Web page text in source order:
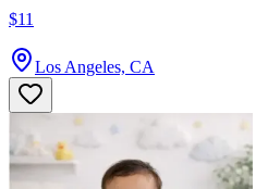
$11
Los Angeles, CA